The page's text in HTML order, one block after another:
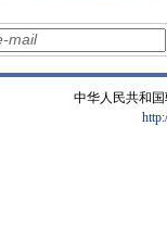
中华人民共和